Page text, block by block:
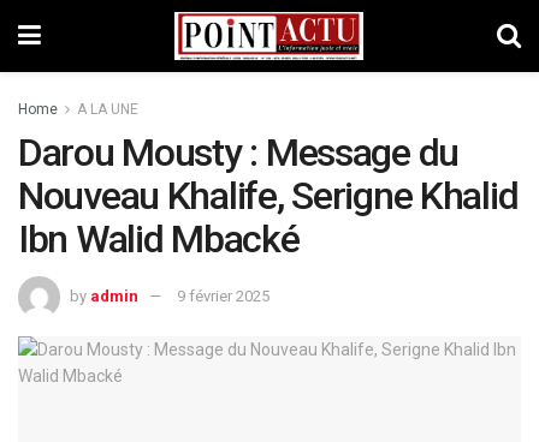
Home A LA UNE
Darou Mousty : Message du
Nouveau Khalife, Serigne Khalid
Ibn Walid Mbacké
by admin 9 février 2025